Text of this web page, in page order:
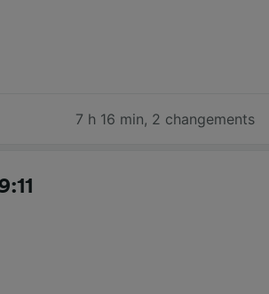
7 h 16 min, 2 changements